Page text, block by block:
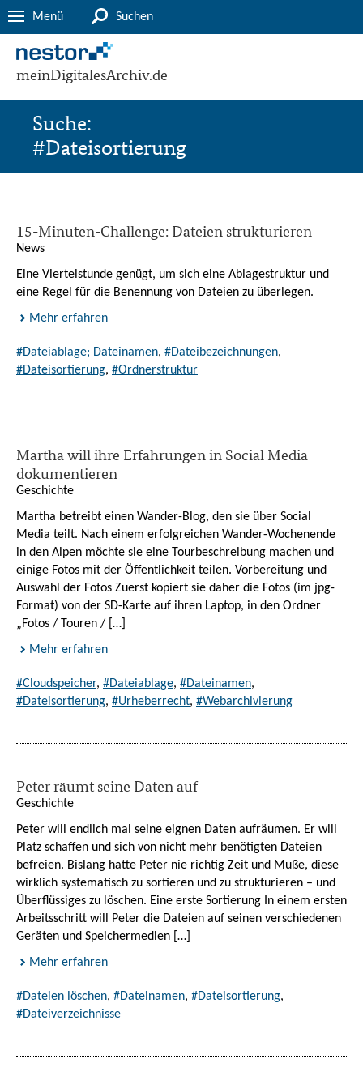
Menü Suchen
meinDigitalesArchiv.de
Suche:
#Dateisortierung
15-Minuten-Challenge: Dateien strukturieren
News
Eine Viertelstunde genügt, um sich eine Ablagestruktur und
eine Regel für die Benennung von Dateien zu überlegen.
Mehr erfahren
#Dateiablage; Dateinamen, #Dateibezeichnungen,
#Dateisortierung, #Ordnerstruktur
Martha will ihre Erfahrungen in Social Media
dokumentieren
Geschichte
Martha betreibt einen Wander-Blog, den sie über Social
Media teilt. Nach einem erfolgreichen Wander-Wochenende
in den Alpen möchte sie eine Tourbeschreibung machen und
einige Fotos mit der Öffentlichkeit teilen. Vorbereitung und
Auswahl der Fotos Zuerst kopiert sie daher die Fotos (im jpg-
Format) von der SD-Karte auf ihren Laptop, in den Ordner
„Fotos / Touren / […]
Mehr erfahren
#Cloudspeicher, #Dateiablage, #Dateinamen,
#Dateisortierung, #Urheberrecht, #Webarchivierung
Peter räumt seine Daten auf
Geschichte
Peter will endlich mal seine eignen Daten aufräumen. Er will
Platz schaffen und sich von nicht mehr benötigten Dateien
befreien. Bislang hatte Peter nie richtig Zeit und Muße, diese
wirklich systematisch zu sortieren und zu strukturieren – und
Überflüssiges zu löschen. Eine erste Sortierung In einem ersten
Arbeitsschritt will Peter die Dateien auf seinen verschiedenen
Geräten und Speichermedien […]
Mehr erfahren
#Dateien löschen, #Dateinamen, #Dateisortierung,
#Dateiverzeichnisse